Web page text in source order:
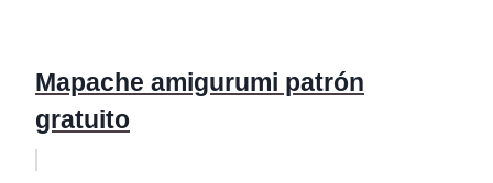
Mapache amigurumi patrón
gratuito